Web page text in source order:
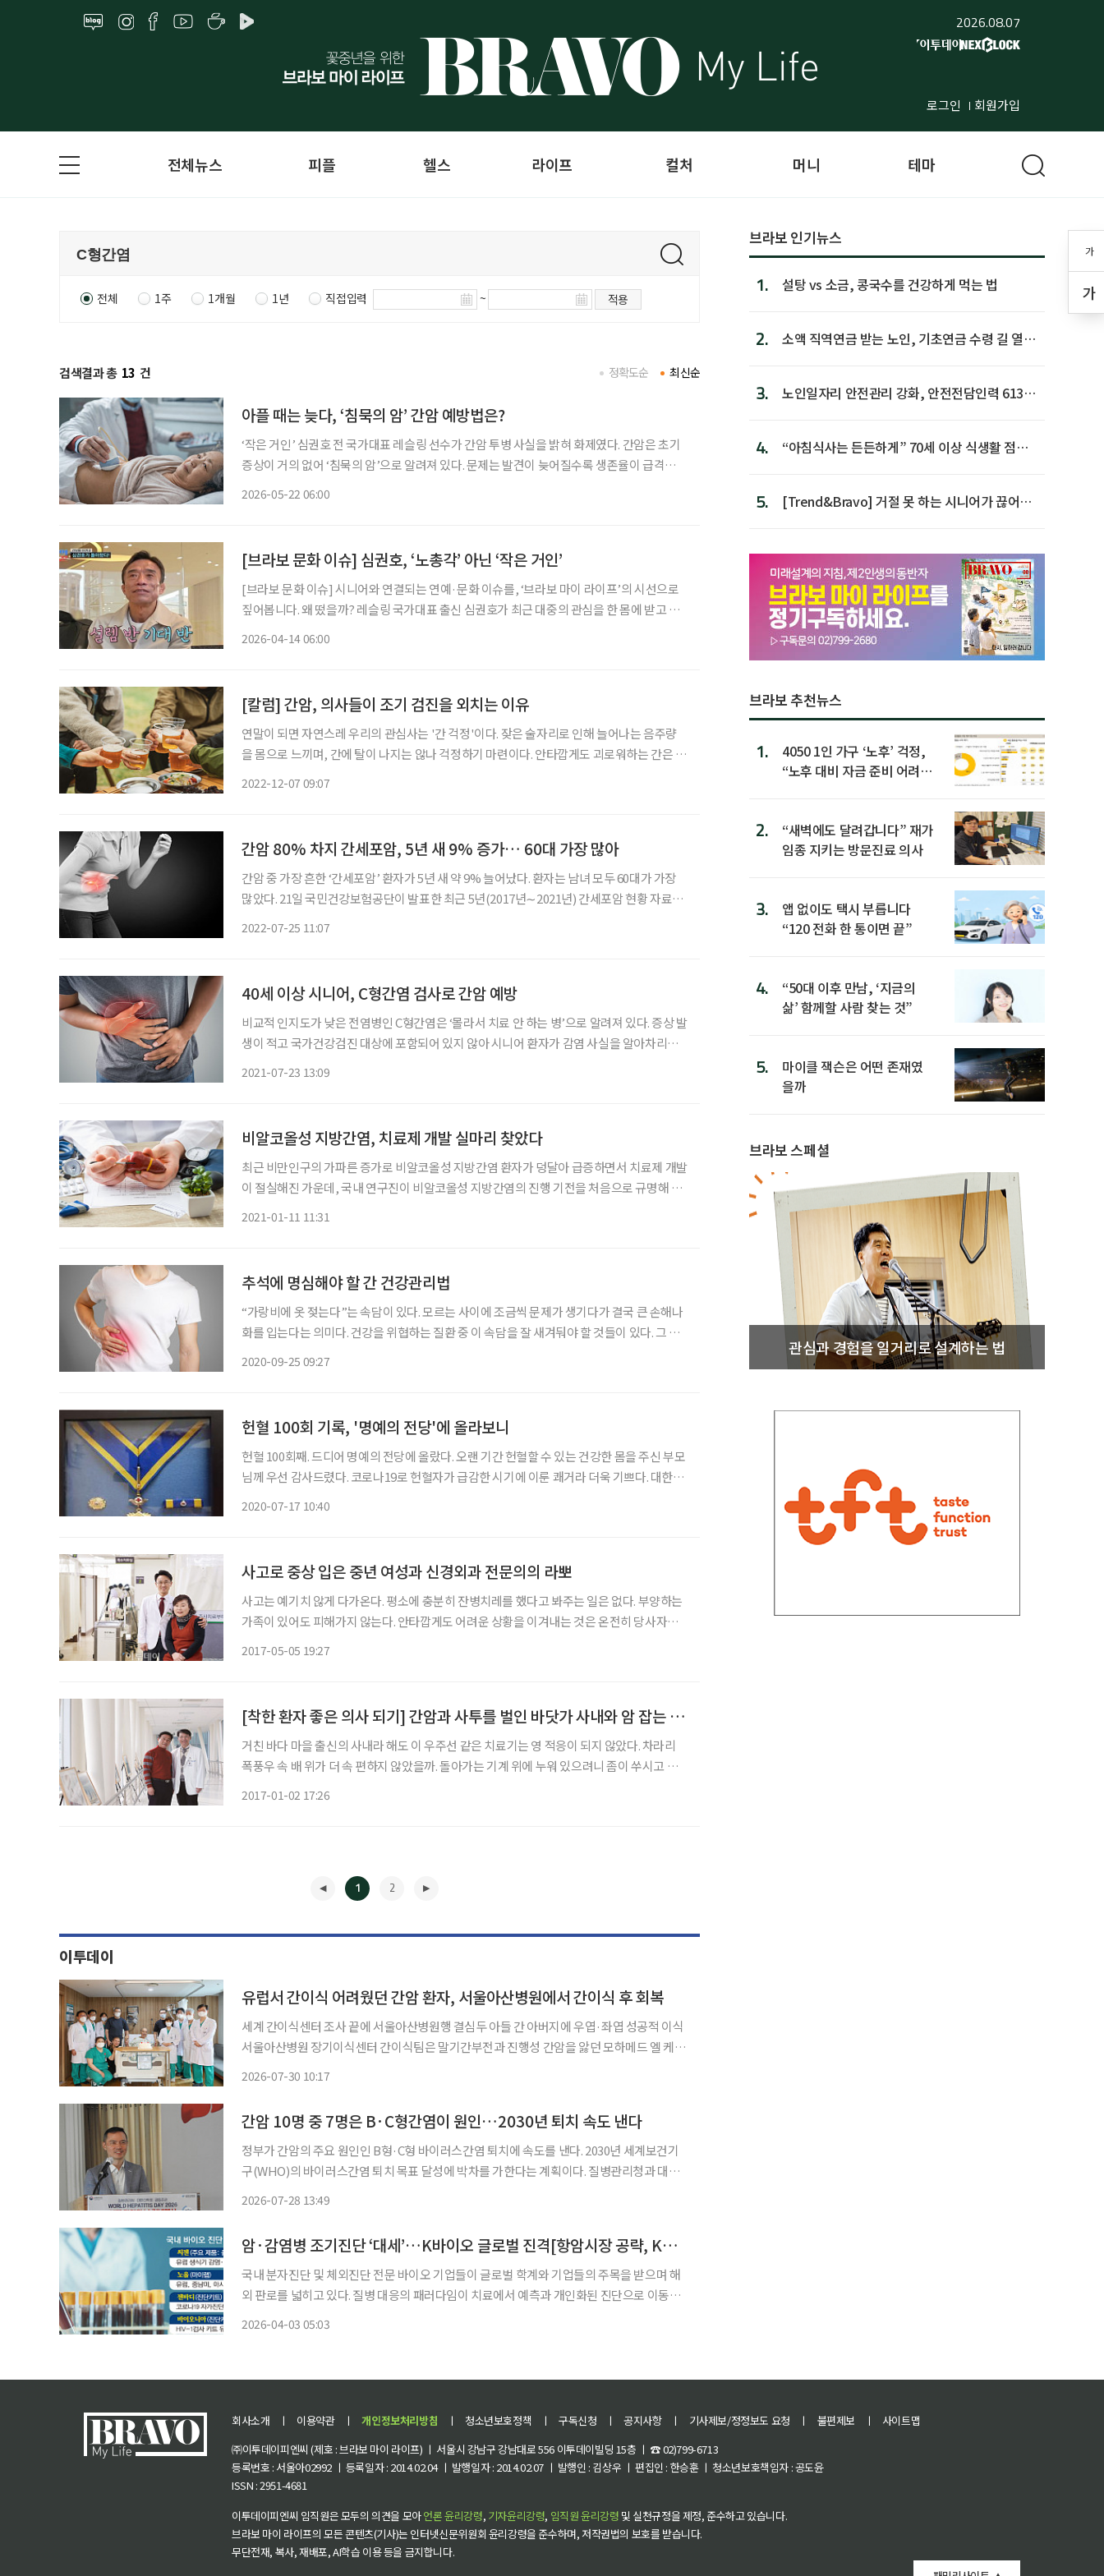
2026.08.07
로그인 회원가입
가
가
전체뉴스 피플 헬스 라이프 컬처 머니 테마
전체 1주 1개월 1년 직접입력 ~ 적용
검색결과 총 13 건 최신순
정확도순
아플 때는 늦다, ‘침묵의 암’ 간암 예방법은?
‘작은 거인’ 심권호 전 국가대표 레슬링 선수가 간암 투병 사실을 밝혀 화제였다. 간암은 초기
증상이 거의 없어 ‘침묵의 암’으로 알려져 있다. 문제는 발견이 늦어질수록 생존율이 급격히
2026-05-22 06:00
[브라보 문화 이슈] 심권호, ‘노총각’ 아닌 ‘작은 거인’
[브라보 문화 이슈] 시니어와 연결되는 연예·문화 이슈를, ‘브라보 마이 라이프’의 시선으로
짚어봅니다. 왜 떴을까? 레슬링 국가대표 출신 심권호가 최근 대중의 관심을 한 몸에 받고 있
2026-04-14 06:00
[칼럼] 간암, 의사들이 조기 검진을 외치는 이유
연말이 되면 자연스레 우리의 관심사는 '간 걱정'이다. 잦은 술자리로 인해 늘어나는 음주량
을 몸으로 느끼며, 간에 탈이 나지는 않나 걱정하기 마련이다. 안타깝게도 괴로워하는 간은 우
2022-12-07 09:07
간암 80% 차지 간세포암, 5년 새 9% 증가… 60대 가장 많아
간암 중 가장 흔한 ‘간세포암’ 환자가 5년 새 약 9% 늘어났다. 환자는 남녀 모두 60대가 가장
많았다. 21일 국민건강보험공단이 발표한 최근 5년(2017년∼2021년) 간세포암 현황 자료를
2022-07-25 11:07
40세 이상 시니어, C형간염 검사로 간암 예방
비교적 인지도가 낮은 전염병인 C형간염은 ‘몰라서 치료 안 하는 병’으로 알려져 있다. 증상 발
생이 적고 국가건강검진 대상에 포함되어 있지 않아 시니어 환자가 감염 사실을 알아차리기
2021-07-23 13:09
비알코올성 지방간염, 치료제 개발 실마리 찾았다
최근 비만인구의 가파른 증가로 비알코올성 지방간염 환자가 덩달아 급증하면서 치료제 개발
이 절실해진 가운데, 국내 연구진이 비알코올성 지방간염의 진행 기전을 처음으로 규명해 치
2021-01-11 11:31
추석에 명심해야 할 간 건강관리법
“가랑비에 옷 젖는다”는 속담이 있다. 모르는 사이에 조금씩 문제가 생기다가 결국 큰 손해나
화를 입는다는 의미다. 건강을 위협하는 질환 중 이 속담을 잘 새겨둬야 할 것들이 있다. 그 중
2020-09-25 09:27
헌혈 100회 기록, '명예의 전당'에 올라보니
헌혈 100회째. 드디어 명예의 전당에 올랐다. 오랜 기간 헌혈할 수 있는 건강한 몸을 주신 부모
님께 우선 감사드렸다. 코로나19로 헌혈자가 급감한 시기에 이룬 쾌거라 더욱 기쁘다. 대한적
2020-07-17 10:40
사고로 중상 입은 중년 여성과 신경외과 전문의의 라뽀
사고는 예기치 않게 다가온다. 평소에 충분히 잔병치레를 했다고 봐주는 일은 없다. 부양하는
가족이 있어도 피해가지 않는다. 안타깝게도 어려운 상황을 이겨내는 것은 온전히 당사자의
2017-05-05 19:27
[착한 환자 좋은 의사 되기] 간암과 사투를 벌인 바닷가 사내와 암 잡는 방사선종양학 전문의의 라뽀
거친 바다 마을 출신의 사내라 해도 이 우주선 같은 치료기는 영 적응이 되지 않았다. 차라리
폭풍우 속 배 위가 더 속 편하지 않았을까. 돌아가는 기계 위에 누워 있으려니 좀이 쑤시고 욕
2017-01-02 17:26
1 2
이투데이
유럽서 간이식 어려웠던 간암 환자, 서울아산병원에서 간이식 후 회복
세계 간이식센터 조사 끝에 서울아산병원행 결심두 아들 간 아버지에 우엽·좌엽 성공적 이식
서울아산병원 장기이식센터 간이식팀은 말기간부전과 진행성 간암을 앓던 모하메드 엘 케타
2026-07-30 10:17
간암 10명 중 7명은 B·C형간염이 원인…2030년 퇴치 속도 낸다
정부가 간암의 주요 원인인 B형·C형 바이러스간염 퇴치에 속도를 낸다. 2030년 세계보건기
구(WHO)의 바이러스간염 퇴치 목표 달성에 박차를 가한다는 계획이다. 질병관리청과 대한
2026-07-28 13:49
암·감염병 조기진단 ‘대세’…K바이오 글로벌 진격[항암시장 공략, K바이오②]
국내 분자진단 및 체외진단 전문 바이오 기업들이 글로벌 학계와 기업들의 주목을 받으며 해
외 판로를 넓히고 있다. 질병 대응의 패러다임이 치료에서 예측과 개인화된 진단으로 이동하
2026-04-03 05:03
브라보 인기뉴스
1. 설탕 vs 소금, 콩국수를 건강하게 먹는 법
2.
소액 직역연금 받는 노인, 기초연금 수령 길 열린
3.
노인일자리 안전관리 강화, 안전전담인력 613명
4.
“아침식사는 든든하게” 70세 이상 식생활 점수
5.
[Trend&Bravo] 거절 못 하는 시니어가 끊어야
브라보 추천뉴스
1.
4050 1인 가구 ‘노후’ 걱정,
“노후 대비 자금 준비 어려
2.
“새벽에도 달려갑니다” 재가
임종 지키는 방문진료 의사
3.
앱 없이도 택시 부릅니다
“120 전화 한 통이면 끝”
4.
“50대 이후 만남, ‘지금의
삶’ 함께할 사람 찾는 것”
5.
마이클 잭슨은 어떤 존재였
을까
브라보 스페셜
관심과 경험을 일거리로 설계하는 법
회사소개 ㅣ 이용약관 ㅣ 개인정보처리방침 ㅣ 청소년보호정책 ㅣ 구독신청 ㅣ 공지사항 ㅣ 기사제보/정정보도 요청 ㅣ 불편제보 ㅣ
사이트맵
㈜이투데이피엔씨 (제호 : 브라보 마이 라이프) ㅣ 서울시 강남구 강남대로 556 이투데이빌딩 15층 ㅣ ☎ 02)799-6713
등록번호 : 서울아02992 ㅣ 등록일자 : 2014.02.04 ㅣ 발행일자 : 2014.02.07 ㅣ 발행인 : 김상우 ㅣ 편집인 : 한승훈 ㅣ 청소년보호책임자 : 공도윤
ISSN : 2951-4681
이투데이피엔씨 임직원은 모두의 의견을 모아언론 윤리강령, 기자윤리강령, 임직원 윤리강령 및 실천규정을 제정, 준수하고 있습니다.
브라보 마이 라이프의 모든 콘텐츠(기사)는 인터넷신문위원회 윤리강령을 준수하며, 저작권법의 보호를 받습니다.
무단전재, 복사, 재배포, AI학습 이용 등을 금지합니다.